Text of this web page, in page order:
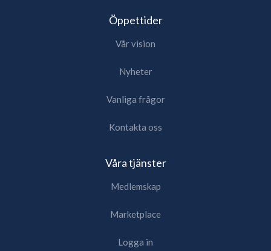
Öppettider
Vår vision
Nyheter
Vanliga frågor
Kontakta oss
Våra tjänster
Medlemskap
Marketplace
Logga in